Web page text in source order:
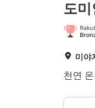
도미
미야
천연